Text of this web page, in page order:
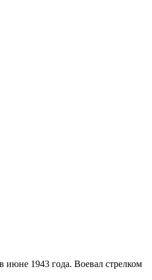
июне 1943 года. Воевал стрелком